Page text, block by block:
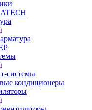
системы
кондиционеры